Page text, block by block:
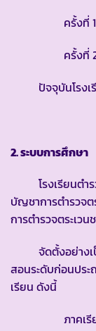
ครั้งที่ 1 วันที่
ครั้งที่ 2 วัน
ปัจจุบันโรงเรี
2. ระบบการศึกษา
โรงเรียนตำร
บัญชาการตำรวจ
การตำรวจตระเ
จัดตั้งอย่างเป็น
สอนระดับก่อนประ
เรียน ดังนี้
ภาคเรียนที่ 1